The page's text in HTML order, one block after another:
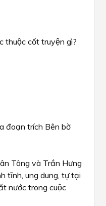
thuộc cốt truyện gì?
đoạn trích Bên bờ
Tông và Trần Hưng
tĩnh, ung dung, tự tại
nước trong cuộc